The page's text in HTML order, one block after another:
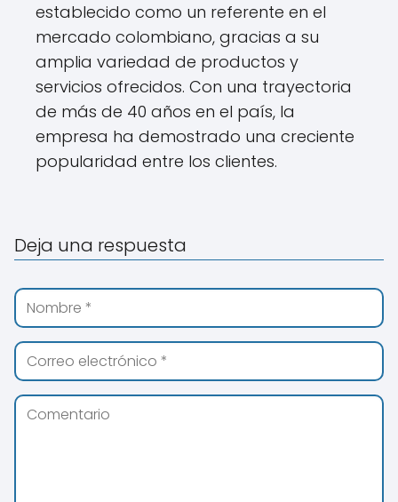
establecido como un referente en el
mercado colombiano, gracias a su
amplia variedad de productos y
servicios ofrecidos. Con una trayectoria
de más de 40 años en el país, la
empresa ha demostrado una creciente
popularidad entre los clientes.
Deja una respuesta